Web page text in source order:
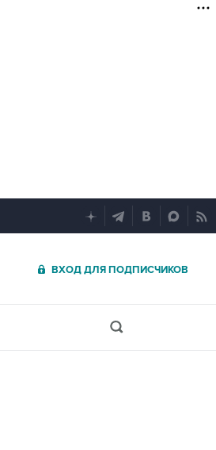
ВХОД ДЛЯ ПОДПИСЧИКОВ